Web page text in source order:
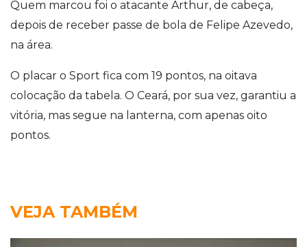
Quem marcou foi o atacante Arthur, de cabeça,
depois de receber passe de bola de Felipe Azevedo,
na área.
O placar o Sport fica com 19 pontos, na oitava
colocação da tabela. O Ceará, por sua vez, garantiu a
vitória, mas segue na lanterna, com apenas oito
pontos.
VEJA TAMBÉM